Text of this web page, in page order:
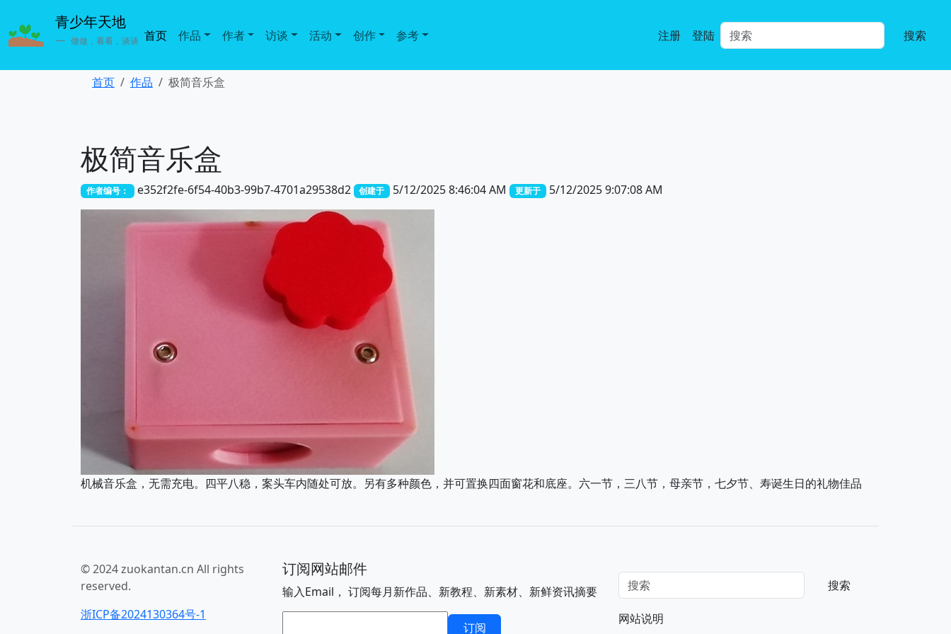
青少年天地
做做，看看，谈谈 首页 作品 作者 访谈 活动 创作 参考 注册 登陆 搜索
首页 作品 极简音乐盒
极简音乐盒
作者编号： e352f2fe-6f54-40b3-99b7-4701a29538d2 创建于 5/12/2025 8:46:04 AM 更新于 5/12/2025 9:07:08 AM
机械音乐盒，无需充电。四平八稳，案头车内随处可放。另有多种颜色，并可置换四面窗花和底座。六一节，三八节，母亲节，七夕节、寿诞生日的礼物佳品
© 2024 zuokantan.cn All rights
reserved.
浙ICP备2024130364号-1
订阅网站邮件
输入Email， 订阅每月新作品、新教程、新素材、新鲜资讯摘要
订阅
搜索
网站说明